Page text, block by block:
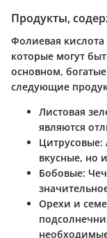
Продукты,
Фолиевая кислота
которые могут
основном,
следующие
Листовая
являются
Цитрусовые:
вкусные, но
Бобовые:
Орехи и